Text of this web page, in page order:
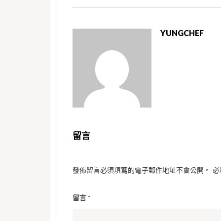
YUNGCHEF
留言
發佈留言必須填寫的電子郵件地址不會公開。 必
留言*